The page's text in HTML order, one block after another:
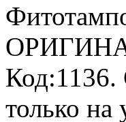
Код:1136.
только